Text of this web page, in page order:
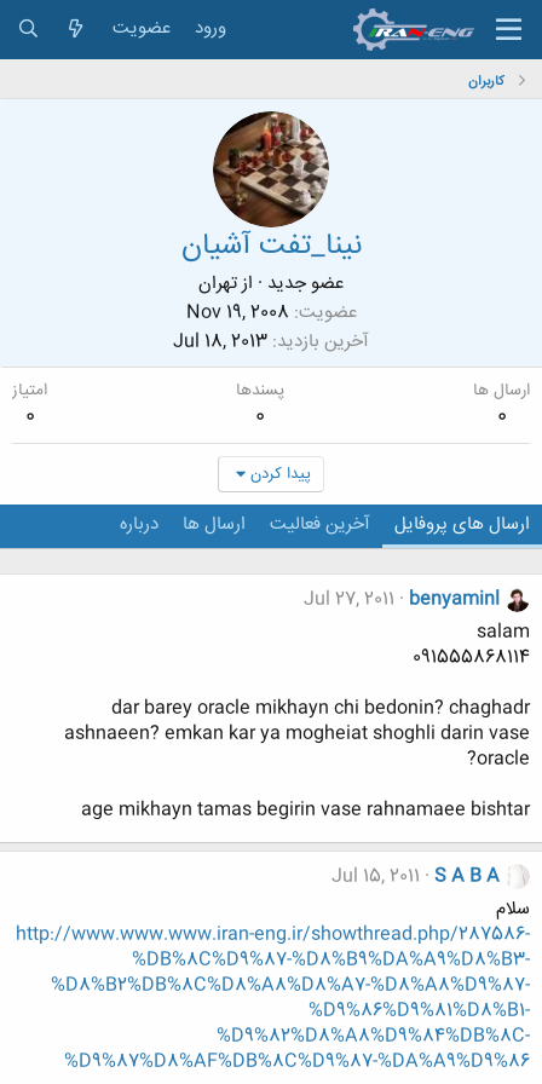
ورود عضویت
کاربران
نینا_تفت آشیان
عضو جدید · ازتهران
عضویت Nov 19, 2008
آخرین بازدید Jul 18, 2013
ارسال ها
0
پسندها
0
امتیاز
0
پیدا کردن
ارسال های پروفایل آخرین فعالیت ارسال ها درباره
benyaminl
Jul 27, 2011
salam
091555868114
dar barey oracle mikhayn chi bedonin? chaghadr
ashnaeen? emkan kar ya mogheiat shoghli darin vase
oracle?
age mikhayn tamas begirin vase rahnamaee bishtar
S A B A
Jul 15, 2011
سلام
http://www.www.www.iran-eng.ir/showthread.php/287586-
%DB%8C%D9%87-%D8%B9%DA%A9%D8%B3-
%D8%B2%DB%8C%D8%A8%D8%A7-%D8%A8%D9%87-
%D9%86%D9%81%D8%B1-
%D9%82%D8%A8%D9%84%DB%8C-
%D9%87%D8%AF%DB%8C%D9%87-%DA%A9%D9%86